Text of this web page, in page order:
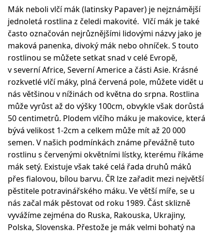
Mák neboli vlčí mák (latinsky Papaver) je nejznámější
jednoletá rostlina z čeledi makovité. Vlčí mák je také
často označován nejrůznějšími lidovými názvy jako je
maková panenka, divoký mák nebo ohníček. S touto
rostlinou se můžete setkat snad v celé Evropě,
v severní Africe, Severní Americe a části Asie. Krásné
rozkvetlé vlčí máky, plná červená pole, můžete vidět u
nás většinou v nížinách od května do srpna. Rostlina
může vyrůst až do výšky 100cm, obvykle však dorůstá
50 centimetrů. Plodem vlčího máku je makovice, která
bývá velikost 1-2cm a celkem může mít až 20 000
semen. V našich podmínkách známe převážně tuto
rostlinu s červenými okvětními lístky, kterému říkáme
mák setý. Existuje však také celá řada druhů máků
přes fialovou, bílou barvu. ČR lze zařadit mezi největší
pěstitele potravinářského máku. Ve větší míře, se u
nás začal mák pěstovat od roku 1989. Část sklizně
vyvážíme zejména do Ruska, Rakouska, Ukrajiny,
Polska, Slovenska. Přestože je mák velmi bohatý na